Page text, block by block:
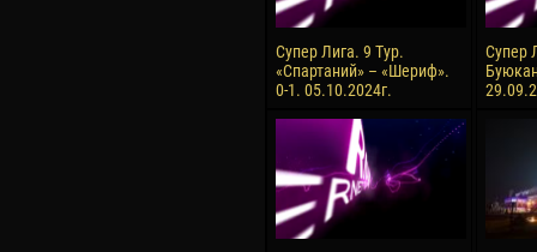
Супер Лига. 9 Тур.
«Спартаний» – «Шериф».
0-1. 05.10.2024г.
Супер